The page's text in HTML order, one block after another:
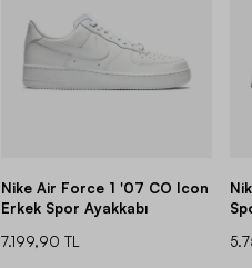
Nike Air Force 1 '07 CO Icon
Erkek Spor Ayakkabı
7.199,90 TL